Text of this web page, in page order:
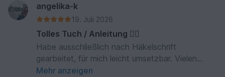
angelika-k
19. Juli 2026
Tolles Tuch / Anleitung 👍🏼
Habe ausschließlich nach Häkelschrift
gearbeitet, für mich leicht umsetzbar. Vielen
Dank für die ausführliche Anleitung 🤩
Mehr anzeigen